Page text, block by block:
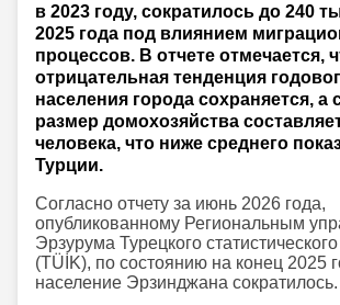
в 2023 году, сократилось до 240
2025 года под влиянием
процессов. В отчете отмечается,
отрицательная тенденция
населения города сохраняется, а
размер домохозяйства
человека, что ниже среднего
Турции.
Согласно отчету за июнь 2026 года,
опубликованному Региональным
Эрзурума Турецкого статистического
(TÜİK), по состоянию на конец 2025
население Эрзинджана сократилось.